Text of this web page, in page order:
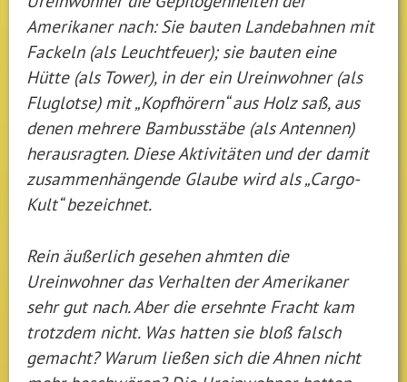
Amerikaner nach: Sie bauten Landebahnen mit
Fackeln (als Leuchtfeuer); sie bauten eine
Hütte (als Tower), in der ein Ureinwohner (als
Fluglotse) mit „Kopfhörern“ aus Holz saß, aus
denen mehrere Bambusstäbe (als Antennen)
herausragten. Diese Aktivitäten und der damit
zusammenhängende Glaube wird als „Cargo-
Kult“ bezeichnet.
Rein äußerlich gesehen ahmten die
Ureinwohner das Verhalten der Amerikaner
sehr gut nach. Aber die ersehnte Fracht kam
trotzdem nicht. Was hatten sie bloß falsch
gemacht? Warum ließen sich die Ahnen nicht